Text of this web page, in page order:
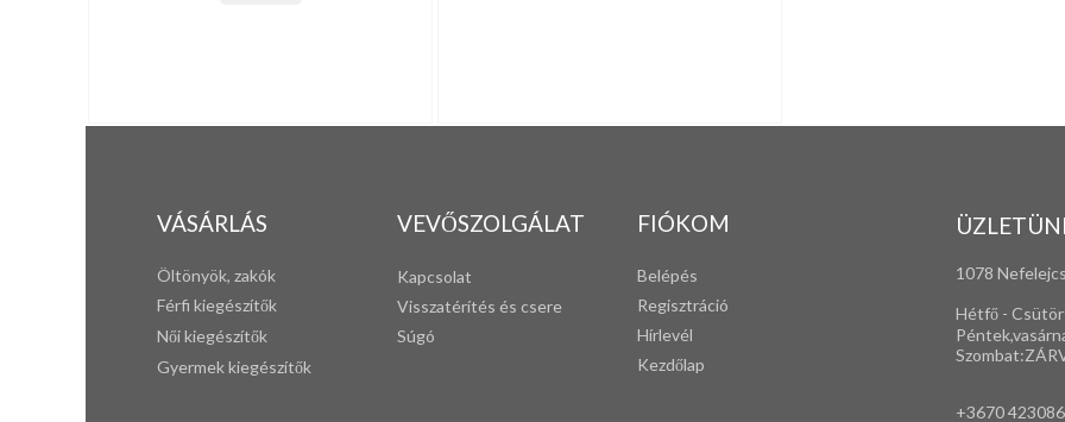
VÁSÁRLÁS
Öltönyök, zakók
Férfi kiegészítők
Női kiegészítők
Gyermek kiegészítők
VEVŐSZOLGÁLAT
Kapcsolat
Visszatérítés és csere
Súgó
FIÓKOM
Belépés
Regisztráció
Hírlevél
Kezdőlap
1078
Hétfő -
+3670